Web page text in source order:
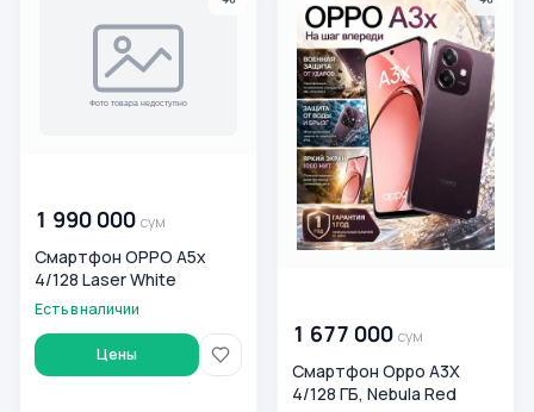
1 990 000 сум
Смартфон OPPO A5x
4/128 Laser White
Есть в наличии
Цены
1 677 000 сум
Смартфон Oppo A3X
4/128 ГБ, Nebula Red